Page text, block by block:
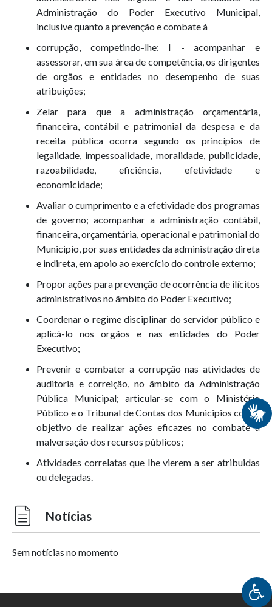
Administração do Poder Executivo Municipal,
inclusive quanto a prevenção e combate à
corrupção, competindo-lhe: I - acompanhar e
assessorar, em sua área de competência, os dirigentes
de orgãos e entidades no desempenho de suas
atribuições;
Zelar para que a administração orçamentária,
financeira, contábil e patrimonial da despesa e da
receita pública ocorra segundo os princípios de
legalidade, impessoalidade, moralidade, publicidade,
razoabilidade, eficiência, efetividade e
economicidade;
Avaliar o cumprimento e a efetividade dos programas
de governo; acompanhar a administração contábil,
financeira, orçamentária, operacional e patrimonial do
Municipio, por suas entidades da administração direta
e indireta, em apoio ao exercício do controle externo;
Propor ações para prevenção de ocorrência de ilícitos
administrativos no âmbito do Poder Executivo;
Coordenar o regime disciplinar do servidor público e
aplicá-lo nos orgãos e nas entidades do Poder
Executivo;
Prevenir e combater a corrupção nas atividades de
auditoria e correição, no âmbito da Administração
Pública Municipal; articular-se com o Ministério
Público e o Tribunal de Contas dos Municipios com o
objetivo de realizar ações eficazes no combate a
malversação dos recursos públicos;
Atividades correlatas que Ihe vierem a ser atribuidas
ou delegadas.
Notícias
Sem notícias no momento